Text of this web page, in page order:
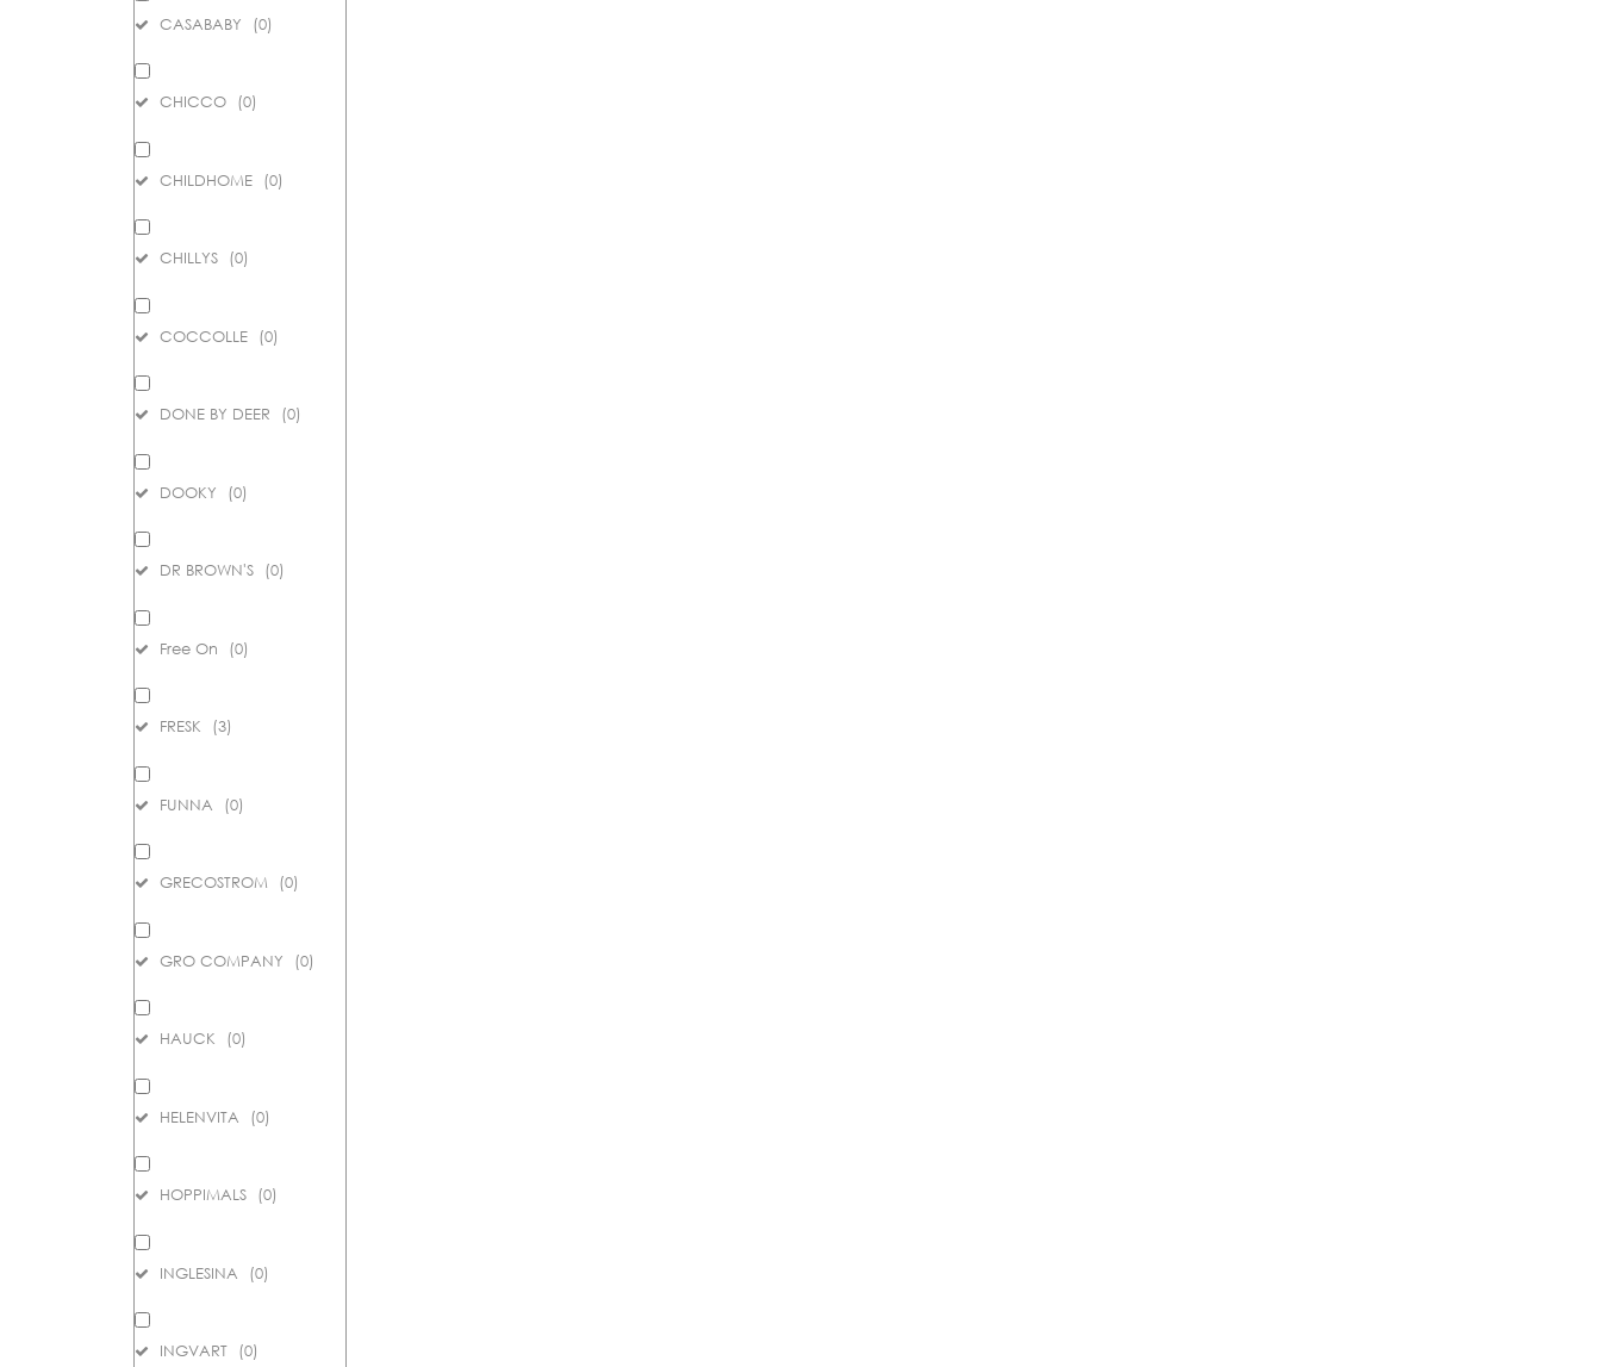
CASABABY (0)
CHICCO (0)
CHILDHOME (0)
CHILLYS (0)
COCCOLLE (0)
DONE BY DEER (0)
DOOKY (0)
DR BROWN'S (0)
Free On (0)
FRESK (3)
FUNNA (0)
GRECOSTROM (0)
GRO COMPANY (0)
HAUCK (0)
HELENVITA (0)
HOPPIMALS (0)
INGLESINA (0)
INGVART (0)